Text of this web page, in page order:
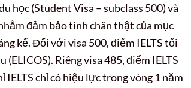
học (Student Visa – subclass 500) và
đảm bảo tính chân thật của mục
kể. Đối với visa 500, điểm IELTS tối
Riêng visa 485, điểm IELTS
chỉ có hiệu lực trong vòng 1 năm